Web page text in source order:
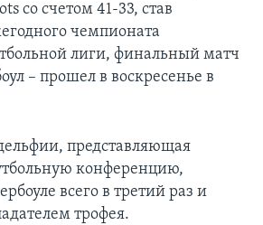
со счетом 41-33, став
чемпионата
лиги, финальный матч
– прошел в воскресенье в
представляющая
конференцию,
всего в третий раз и
трофея.